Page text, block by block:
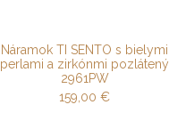
Náramok TI SENTO s bielymi
perlami a zirkónmi pozlátený
2961PW
159,00€